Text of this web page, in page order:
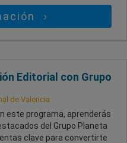
Editorial con Grupo
de Valencia
este programa, aprenderás
del Grupo Planeta
clave para convertirte